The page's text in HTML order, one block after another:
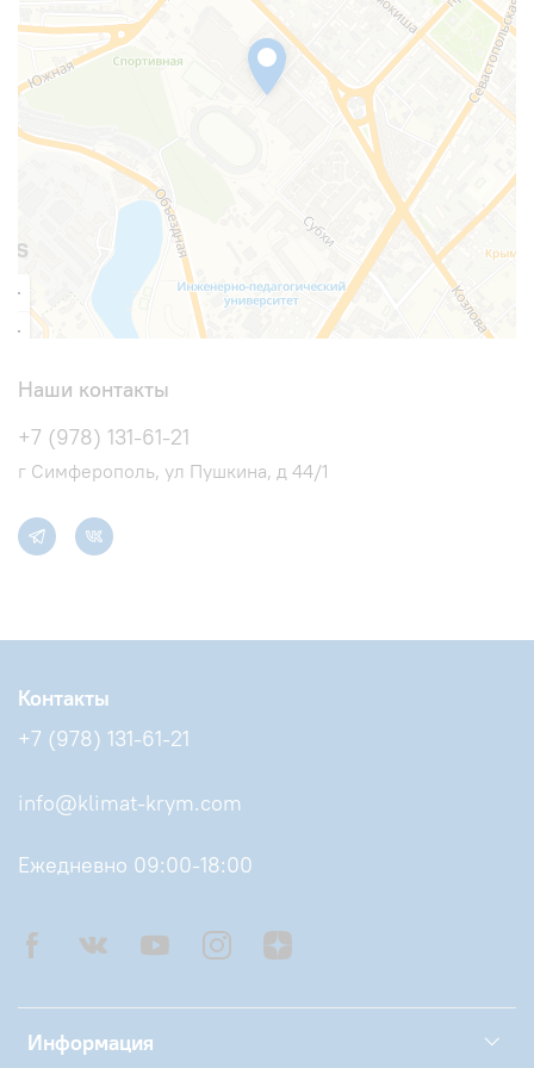
Наши контакты
+7 (978) 131-61-21
г Симферополь, ул Пушкина, д 44/1
Информация
Контакты
+7 (978) 131-61-21
info@klimat-krym.com
Ежедневно 09:00-18:00